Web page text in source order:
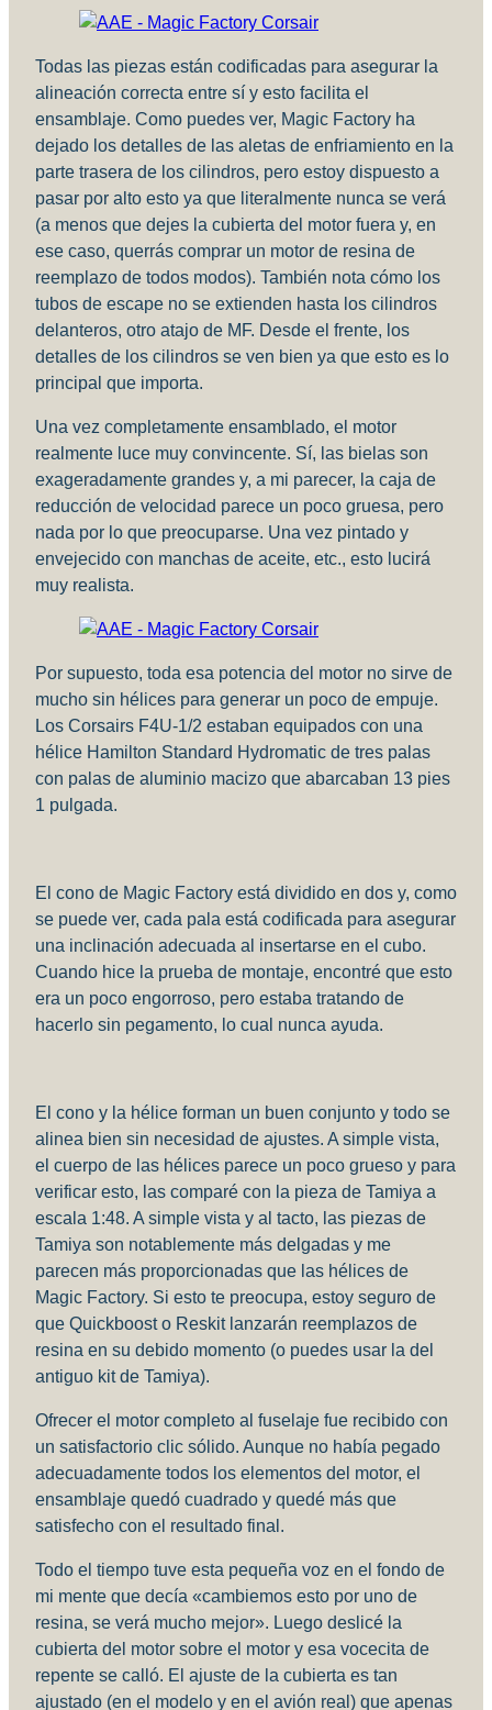
Todas las piezas están codificadas para asegurar la
alineación correcta entre sí y esto facilita el
ensamblaje. Como puedes ver, Magic Factory ha
dejado los detalles de las aletas de enfriamiento en la
parte trasera de los cilindros, pero estoy dispuesto a
pasar por alto esto ya que literalmente nunca se verá
(a menos que dejes la cubierta del motor fuera y, en
ese caso, querrás comprar un motor de resina de
reemplazo de todos modos). También nota cómo los
tubos de escape no se extienden hasta los cilindros
delanteros, otro atajo de MF. Desde el frente, los
detalles de los cilindros se ven bien ya que esto es lo
principal que importa.
Una vez completamente ensamblado, el motor
realmente luce muy convincente. Sí, las bielas son
exageradamente grandes y, a mi parecer, la caja de
reducción de velocidad parece un poco gruesa, pero
nada por lo que preocuparse. Una vez pintado y
envejecido con manchas de aceite, etc., esto lucirá
muy realista.
Por supuesto, toda esa potencia del motor no sirve de
mucho sin hélices para generar un poco de empuje.
Los Corsairs F4U-1/2 estaban equipados con una
hélice Hamilton Standard Hydromatic de tres palas
con palas de aluminio macizo que abarcaban 13 pies
1 pulgada.
El cono de Magic Factory está dividido en dos y, como
se puede ver, cada pala está codificada para asegurar
una inclinación adecuada al insertarse en el cubo.
Cuando hice la prueba de montaje, encontré que esto
era un poco engorroso, pero estaba tratando de
hacerlo sin pegamento, lo cual nunca ayuda.
El cono y la hélice forman un buen conjunto y todo se
alinea bien sin necesidad de ajustes. A simple vista,
el cuerpo de las hélices parece un poco grueso y para
verificar esto, las comparé con la pieza de Tamiya a
escala 1:48. A simple vista y al tacto, las piezas de
Tamiya son notablemente más delgadas y me
parecen más proporcionadas que las hélices de
Magic Factory. Si esto te preocupa, estoy seguro de
que Quickboost o Reskit lanzarán reemplazos de
resina en su debido momento (o puedes usar la del
antiguo kit de Tamiya).
Ofrecer el motor completo al fuselaje fue recibido con
un satisfactorio clic sólido. Aunque no había pegado
adecuadamente todos los elementos del motor, el
ensamblaje quedó cuadrado y quedé más que
satisfecho con el resultado final.
Todo el tiempo tuve esta pequeña voz en el fondo de
mi mente que decía «cambiemos esto por uno de
resina, se verá mucho mejor». Luego deslicé la
cubierta del motor sobre el motor y esa vocecita de
repente se calló. El ajuste de la cubierta es tan
ajustado (en el modelo y en el avión real) que apenas